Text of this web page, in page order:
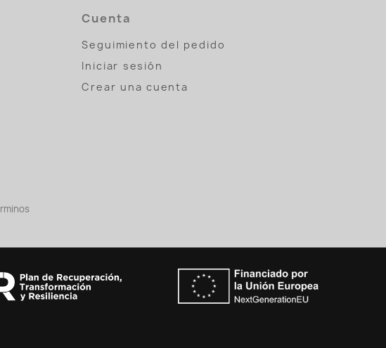
Cuenta
Seguimiento del pedido
Iniciar sesión
Crear una cuenta